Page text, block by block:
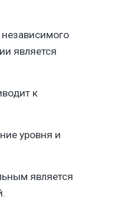
является
к
уровня и
является